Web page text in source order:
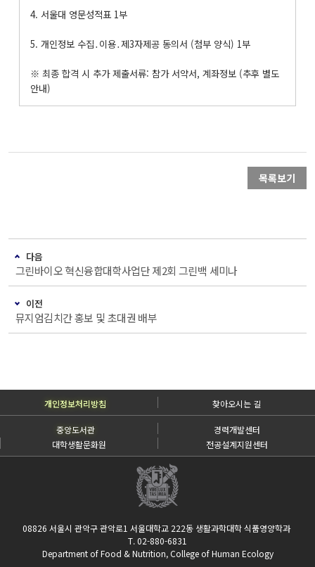
4. 서울대 영문성적표 1부
5. 개인정보 수집․이용․제3자제공 동의서 (첨부 양식) 1부
※ 최종 합격 시 추가 제출서류: 참가 서약서, 계좌정보 (추후 별도
안내)
목록보기
다음
그린바이오 혁신융합대학사업단 제2회 그린백 세미나
이전
뮤지엄김치간 홍보 및 초대권 배부
개인정보처리방침 찾아오시는 길
중앙도서관
경력개발센터
대학생활문화원
전공설계지원센터
08826 서울시 관악구 관악로1 서울대학교 222동 생활과학대학 식품영양학과
T. 02-880-6831
Department of Food & Nutrition, College of Human Ecology